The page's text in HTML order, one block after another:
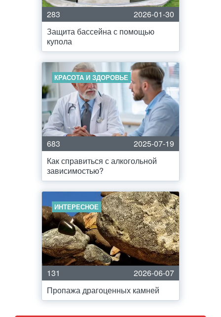
283
2026-01-30
Защита бассейна с помощью
купола
КРАСОТА И ЗДОРОВЬЕ
683
2025-07-19
Как справиться с алкогольной
зависимостью?
ИНТЕРЕСНОЕ
131
2026-06-07
Пропажа драгоценных камней